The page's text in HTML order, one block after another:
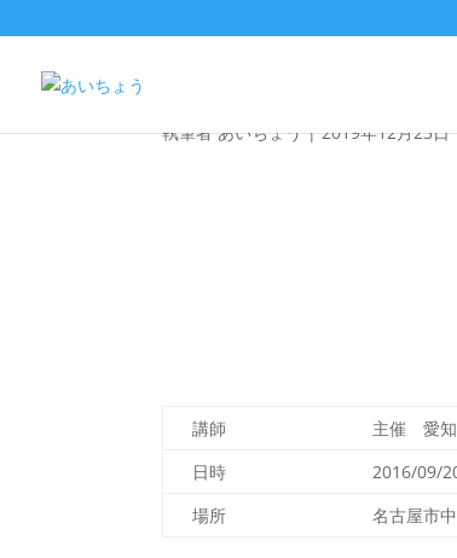
執筆者あいちょう|2019年12月23日
講師
主催 愛知
日時
2016/09/
場所
名古屋市